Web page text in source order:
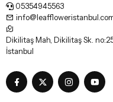
05354945563
Dikilitaş Mah, Dikilitaş Sk.
İstanbul